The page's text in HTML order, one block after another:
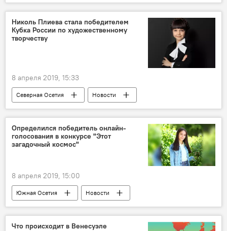
Николь Плиева стала победителем
Кубка России по художественному
творчеству
8 апреля 2019, 15:33
Северная Осетия Новости
Определился победитель онлайн-
голосования в конкурсе "Этот
загадочный космос"
8 апреля 2019, 15:00
Южная Осетия Новости
Что происходит в Венесуэле